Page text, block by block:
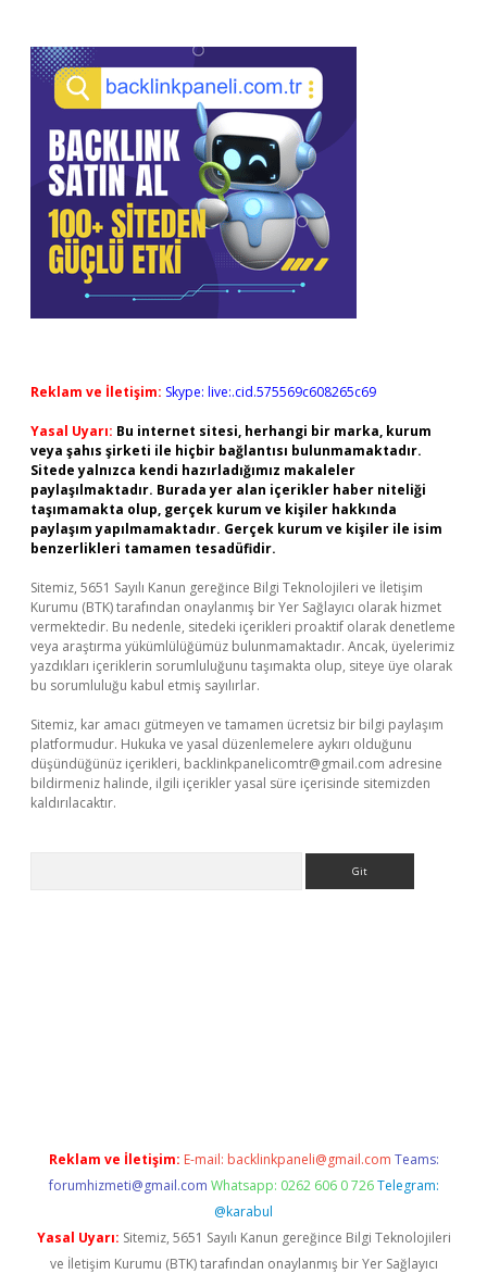
Reklam ve İletişim: Skype: live:.cid.575569c608265c69
Yasal Uyarı: Bu internet sitesi, herhangi bir marka, kurum
veya şahıs şirketi ile hiçbir bağlantısı bulunmamaktadır.
Sitede yalnızca kendi hazırladığımız makaleler
paylaşılmaktadır. Burada yer alan içerikler haber niteliği
taşımamakta olup, gerçek kurum ve kişiler hakkında
paylaşım yapılmamaktadır. Gerçek kurum ve kişiler ile isim
benzerlikleri tamamen tesadüfidir.
Sitemiz, 5651 Sayılı Kanun gereğince Bilgi Teknolojileri ve İletişim
Kurumu (BTK) tarafından onaylanmış bir Yer Sağlayıcı olarak hizmet
vermektedir. Bu nedenle, sitedeki içerikleri proaktif olarak denetleme
veya araştırma yükümlülüğümüz bulunmamaktadır. Ancak, üyelerimiz
yazdıkları içeriklerin sorumluluğunu taşımakta olup, siteye üye olarak
bu sorumluluğu kabul etmiş sayılırlar.
Sitemiz, kar amacı gütmeyen ve tamamen ücretsiz bir bilgi paylaşım
platformudur. Hukuka ve yasal düzenlemelere aykırı olduğunu
düşündüğünüz içerikleri, backlinkpanelicomtr@gmail.com adresine
bildirmeniz halinde, ilgili içerikler yasal süre içerisinde sitemizden
kaldırılacaktır.
Reklam ve İletişim: E-mail: backlinkpaneli@gmail.com Teams:
forumhizmeti@gmail.com Whatsapp: 0262 606 0 726 Telegram:
@karabul
Yasal Uyarı: Sitemiz, 5651 Sayılı Kanun gereğince Bilgi Teknolojileri
ve İletişim Kurumu (BTK) tarafından onaylanmış bir Yer Sağlayıcı